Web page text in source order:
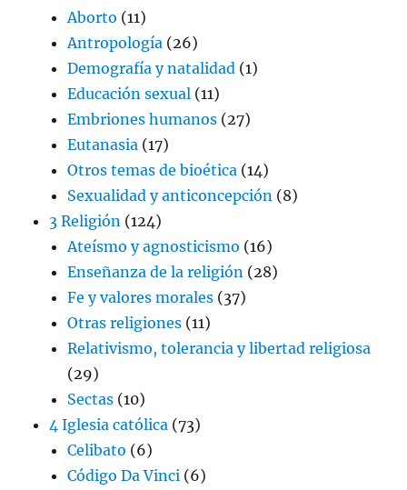
Aborto (11)
Antropología (26)
Demografía y natalidad (1)
Educación sexual (11)
Embriones humanos (27)
Eutanasia (17)
Otros temas de bioética (14)
Sexualidad y anticoncepción (8)
3 Religión (124)
Ateísmo y agnosticismo (16)
Enseñanza de la religión (28)
Fe y valores morales (37)
Otras religiones (11)
Relativismo, tolerancia y libertad religiosa
(29)
Sectas (10)
4 Iglesia católica (73)
Celibato (6)
Código Da Vinci (6)